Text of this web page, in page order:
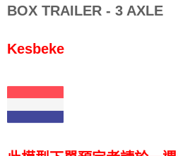
BOX TRAILER - 3 AXLE
Kesbeke